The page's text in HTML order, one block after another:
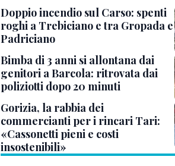
Doppio incendio sul Carso: spenti
roghi a Trebiciano e tra Gropada e
Padriciano
Bimba di 3 anni si allontana dai
genitori a Barcola: ritrovata dai
poliziotti dopo 20 minuti
Gorizia, la rabbia dei
commercianti per i rincari Tari:
«Cassonetti pieni e costi
insostenibili»